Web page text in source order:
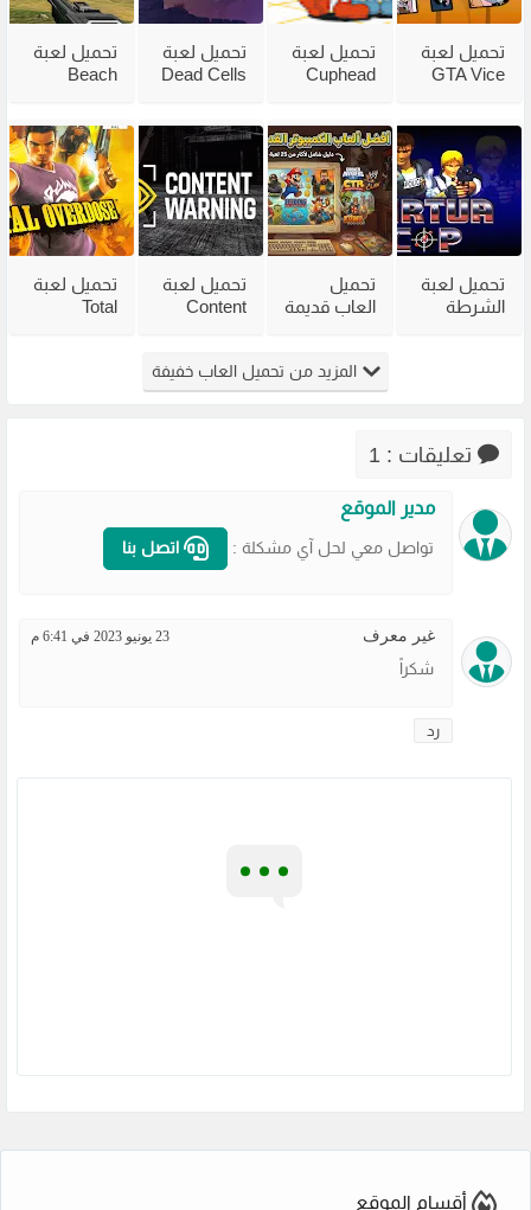
تحميل لعبة
GTA Vice
مضغوطة
من ميديا
فاير
تحميل لعبة
Cuphead
فاير بحجم
صغير
تحميل لعبة
Dead Cells
الاضافات
تحميل لعبة
Beach
من ميديا
فاير
تحميل لعبة
الشرطة
تحميل
العاب قديمة
الضعيفة
برابط مباشر
تحميل لعبة
Content
من ميديا
فاير
تحميل لعبة
Total
مضغوطة
المزيد من تحميل العاب خفيفة
تعليقات : 1
مدير الموقع
تواصل معي لحل آي مشكلة : اتصل بنا
غير معرف 23 يونيو 2023 في 6:41 م
شكراً
رد
أقسام الموقع